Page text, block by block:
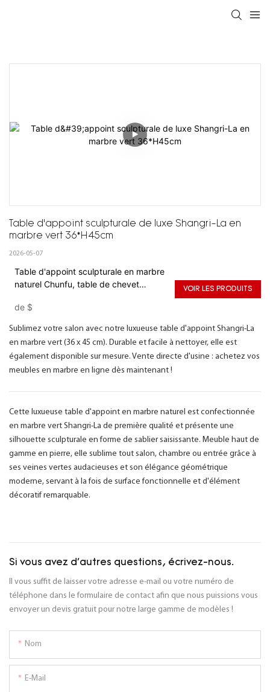
Table d'appoint sculpturale de luxe Shangri-La en
marbre vert 36*H45cm
2026-05-07
Table d'appoint sculpturale en marbre
naturel Chunfu, table de chevet
de $
VOIR LES PRODUITS
Sublimez votre salon avec notre luxueuse table d'appoint Shangri-La
en marbre vert (36 x 45 cm). Durable et facile à nettoyer, elle est
également disponible sur mesure. Vente directe d'usine : achetez vos
meubles en marbre en ligne dès maintenant !
Cette luxueuse table d'appoint en marbre naturel est confectionnée
en marbre vert Shangri-La de première qualité et présente une
silhouette sculpturale en forme de sablier saisissante. Meuble haut de
gamme en pierre, elle sublime tout salon, chambre ou entrée grâce à
ses veines vertes audacieuses et son élégance géométrique
moderne, servant à la fois de surface fonctionnelle et d'élément
décoratif remarquable.
Si vous avez d'autres questions, écrivez-nous.
Il vous suffit de laisser votre adresse e-mail ou votre numéro de
téléphone dans le formulaire de contact afin que nous puissions vous
envoyer un devis gratuit pour notre large gamme de modèles !
Nom
E-Mail